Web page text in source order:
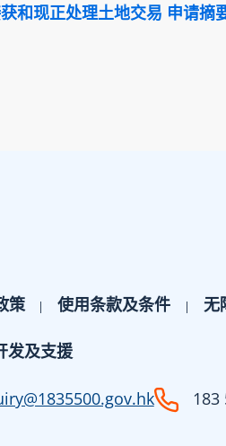
和现正处理土地交易 申请摘
策 使用条款及条件 无
发及支援
183